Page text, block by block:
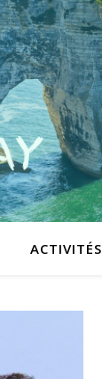
ACTIVITÉS